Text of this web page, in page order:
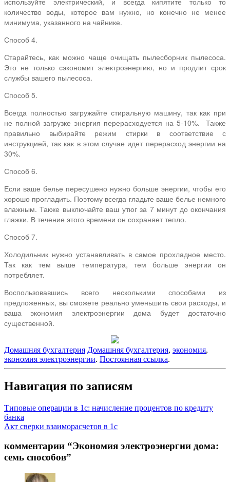
количество воды, которое вам нужно, но конечно не менее
минимума, указанного на чайнике.
Способ 4.
Старайтесь, как можно чаще очищать пылесборник пылесоса.
Это не только сэкономит электроэнергию, но и продлит срок
службы вашего пылесоса.
Способ 5.
Всегда полностью загружайте стиральную машину, так как при
не полной загрузке энергия перерасходуется на 5-10%.
Также
правильно выбирайте режим стирки в соответствие с
инструкцией, так как в этом случае идет перерасход энергии на
30%.
Способ 6.
Если ваше белье пересушено нужно больше энергии, чтобы его
хорошо прогладить. Поэтому всегда гладьте ваше белье немного
влажным. Также выключайте ваш утюг за 7 минут до окончания
глажки. В течение этого времени он сохраняет тепло.
Способ 7.
Холодильник нужно устанавливать в самое прохладное место.
Так как тем выше температура, тем больше энергии он
потребляет.
Воспользовавшись всего несколькими способами из
предложенных, вы сможете реально уменьшить свои расходы, и
ваша экономия электроэнергии дома будет достаточно
существенной.
Домашняя бухгалтерия Домашняя бухгалтерия, экономия,
экономия электроэнергии. Постоянная ссылка.
Навигация по записям
Типовые операции в 1с: начисление процентов по кредиту
банка
Акт сверки взаиморасчетов в 1с
комментарии “Экономия электроэнергии дома:
семь способов”